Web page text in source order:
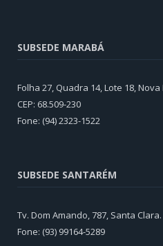
SUBSEDE MARABÁ
Folha 27, Quadra 14, Lote 18,
CEP: 68.509-230
Fone: (94) 2323-1522
SUBSEDE SANTARÉM
Tv. Dom Amando, 787, Santa Clara.
Fone: (93) 99164-5289